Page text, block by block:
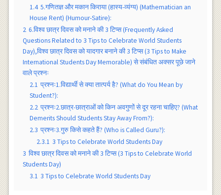
1.4 5.गणितज्ञ और मकान किराया (हास्य-व्यंग्य) (Mathematician an
House Rent) (Humour-Satire):
2 6.विश्व छात्र दिवस को मनाने की 3 टिप्स (Frequently Asked
Questions Related to 3 Tips to Celebrate World Students
Day),विश्व छात्र दिवस को यादगार बनाने की 3 टिप्स (3 Tips to Make
International Students Day Memorable) से संबंधित अक्सर पूछे जाने
वाले प्रश्नः
2.1 प्रश्नः1.विद्यार्थी से क्या तात्पर्य है? (What do You Mean by
Student?):
2.2 प्रश्नः2.छात्र-छात्राओं को किन अवगुणों से दूर रहना चाहिए? (What
Demerits Should Students Stay Away From?):
2.3 प्रश्नः3.गुरु किसे कहते हैं? (Who is Called Guru?):
2.3.1 3 Tips to Celebrate World Students Day
3 विश्व छात्र दिवस को मनाने की 3 टिप्स (3 Tips to Celebrate World
Students Day)
3.1 3 Tips to Celebrate World Students Day